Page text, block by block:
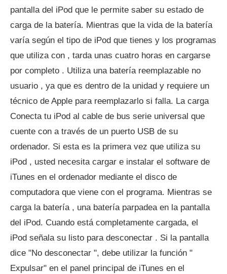
pantalla del iPod que le permite saber su estado de
carga de la batería. Mientras que la vida de la batería
varía según el tipo de iPod que tienes y los programas
que utiliza con , tarda unas cuatro horas en cargarse
por completo . Utiliza una batería reemplazable no
usuario , ya que es dentro de la unidad y requiere un
técnico de Apple para reemplazarlo si falla. La carga
Conecta tu iPod al cable de bus serie universal que
cuente con a través de un puerto USB de su
ordenador. Si esta es la primera vez que utiliza su
iPod , usted necesita cargar e instalar el software de
iTunes en el ordenador mediante el disco de
computadora que viene con el programa. Mientras se
carga la batería , una batería parpadea en la pantalla
del iPod. Cuando está completamente cargada, el
iPod señala su listo para desconectar . Si la pantalla
dice "No desconectar ", debe utilizar la función "
Expulsar" en el panel principal de iTunes en el